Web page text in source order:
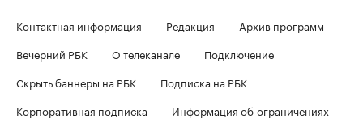
Контактная информация Редакция
Архив программ
Вечерний РБК
О телеканале
Подключение
Скрыть баннеры на РБК
Подписка на РБК
Корпоративная подписка
Информация об ограничениях